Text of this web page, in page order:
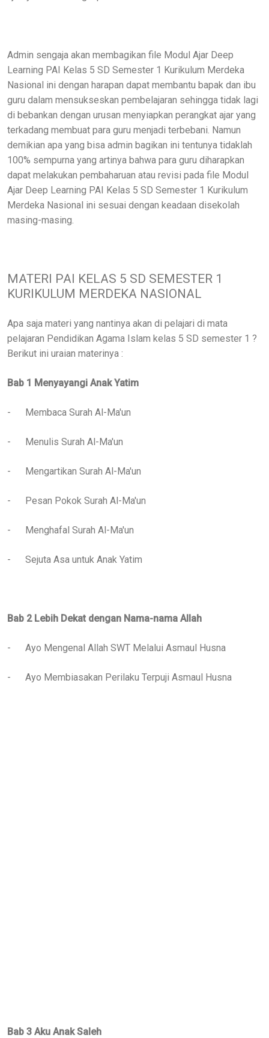
Admin sengaja akan membagikan file Modul Ajar Deep
Learning PAI Kelas 5 SD Semester 1 Kurikulum Merdeka
Nasional ini dengan harapan dapat membantu bapak dan ibu
guru dalam mensukseskan pembelajaran sehingga tidak lagi
di bebankan dengan urusan menyiapkan perangkat ajar yang
terkadang membuat para guru menjadi terbebani. Namun
demikian apa yang bisa admin bagikan ini tentunya tidaklah
100% sempurna yang artinya bahwa para guru diharapkan
dapat melakukan pembaharuan atau revisi pada file Modul
Ajar Deep Learning PAI Kelas 5 SD Semester 1 Kurikulum
Merdeka Nasional ini sesuai dengan keadaan disekolah
masing-masing.
MATERI PAI KELAS 5 SD SEMESTER 1
KURIKULUM MERDEKA NASIONAL
Apa saja materi yang nantinya akan di pelajari di mata
pelajaran Pendidikan Agama Islam kelas 5 SD semester 1 ?
Berikut ini uraian materinya :
Bab 1 Menyayangi Anak Yatim
- Membaca Surah Al-Ma'un
- Menulis Surah Al-Ma'un
- Mengartikan Surah Al-Ma'un
- Pesan Pokok Surah Al-Ma'un
- Menghafal Surah Al-Ma'un
- Sejuta Asa untuk Anak Yatim
Bab 2 Lebih Dekat dengan Nama-nama Allah
- Ayo Mengenal Allah SWT Melalui Asmaul Husna
- Ayo Membiasakan Perilaku Terpuji Asmaul Husna
Bab 3 Aku Anak Saleh